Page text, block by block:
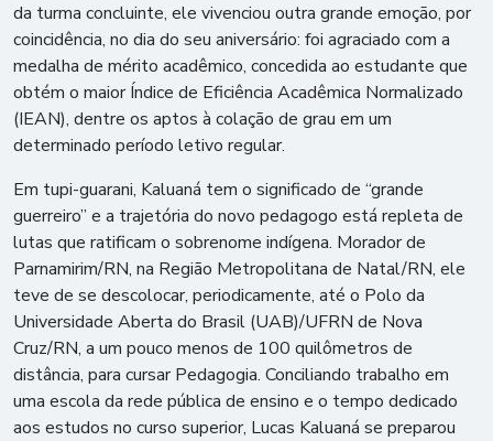
da turma concluinte, ele vivenciou outra grande emoção, por
coincidência, no dia do seu aniversário: foi agraciado com a
medalha de mérito acadêmico, concedida ao estudante que
obtém o maior Índice de Eficiência Acadêmica Normalizado
(IEAN), dentre os aptos à colação de grau em um
determinado período letivo regular.
Em tupi-guarani, Kaluaná tem o significado de “grande
guerreiro” e a trajetória do novo pedagogo está repleta de
lutas que ratificam o sobrenome indígena. Morador de
Parnamirim/RN, na Região Metropolitana de Natal/RN, ele
teve de se descolocar, periodicamente, até o Polo da
Universidade Aberta do Brasil (UAB)/UFRN de Nova
Cruz/RN, a um pouco menos de 100 quilômetros de
distância, para cursar Pedagogia. Conciliando trabalho em
uma escola da rede pública de ensino e o tempo dedicado
aos estudos no curso superior, Lucas Kaluaná se preparou